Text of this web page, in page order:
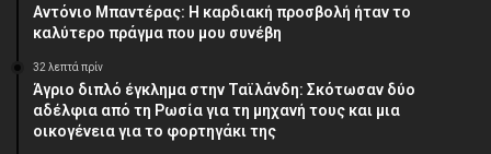
Αντόνιο Μπαντέρας: Η καρδιακή προσβολή ήταν το
καλύτερο πράγμα που μου συνέβη
32 λεπτά πρίν
Άγριο διπλό έγκλημα στην Ταϊλάνδη: Σκότωσαν δύο
αδέλφια από τη Ρωσία για τη μηχανή τους και μια
οικογένεια για το φορτηγάκι της